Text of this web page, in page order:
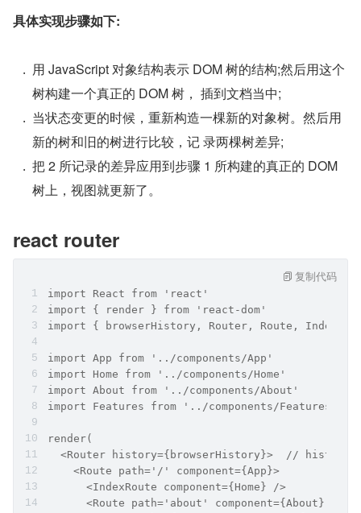
具体实现步骤如下:
用 JavaScript 对象结构表示 DOM 树的结构;然后用这个
树构建一个真正的 DOM 树， 插到文档当中;
当状态变更的时候，重新构造一棵新的对象树。然后用
新的树和旧的树进行比较，记 录两棵树差异;
把 2 所记录的差异应用到步骤 1 所构建的真正的 DOM
树上，视图就更新了。
react router
import React from 'react'
import { render } from 'react-dom'
import { browserHistory, Router, Route,
import App from '../components/App'
import Home from '../components/Home'
import About from '../components/About'
import Features from '../components/Features'
render(
<Router history={browserHistory}>  // history
    <Route path='/' component={App}>
      <IndexRoute component={Home} />
      <Route path='about' component={About} />
复制代码